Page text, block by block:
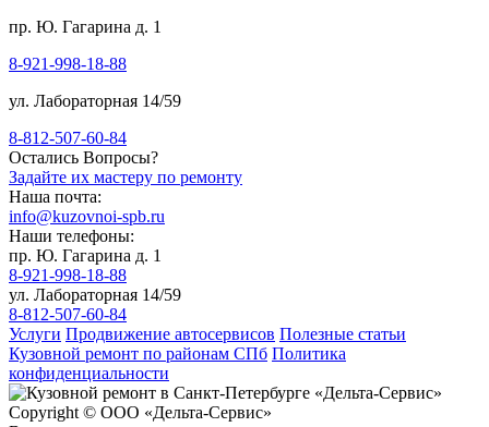
пр. Ю. Гагарина д. 1
8-921-998-18-88
ул. Лабораторная 14/59
8-812-507-60-84
Остались Вопросы?
Задайте их мастеру по ремонту
Наша почта:
info@kuzovnoi-spb.ru
Наши телефоны:
пр. Ю. Гагарина д. 1
8-921-998-18-88
ул. Лабораторная 14/59
8-812-507-60-84
Услуги Продвижение автосервисов Полезные статьи
Кузовной ремонт по районам СПб Политика
конфиденциальности
Copyright © ООО «Дельта-Сервис»